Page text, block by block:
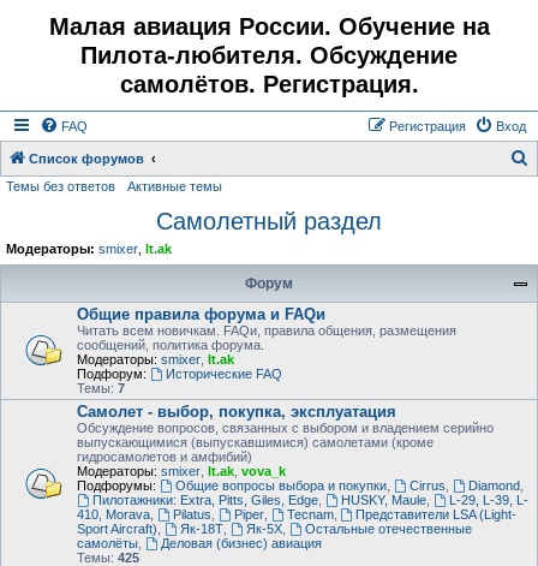
Малая авиация России. Обучение на
Пилота-любителя. Обсуждение
самолётов. Регистрация.
FAQ Вход
Регистрация
Список форумов
Темы без ответов Активные темы
Самолетный раздел
Модераторы: smixer lt.ak
Форум
Общие правила форума и FAQи
Читать всем новичкам. FAQи, правила общения, размещения
сообщений, политика форума.
Модераторы: smixer lt.ak
Подфорум:
Исторические FAQ
Темы: 7
Самолет - выбор, покупка, эксплуатация
Обсуждение вопросов, связанных с выбором и владением серийно
выпускающимися (выпускавшимися) самолетами (кроме
гидросамолетов и амфибий)
Модераторы: smixer lt.ak vova_k
Подфорумы:
Общие вопросы выбора и покупки, Cirrus Diamond,
Пилотажники: Extra, Pitts, Giles, Edge, HUSKY, Maule,
L-29, L-39, L-
410, Morava
Pilatus Piper, Tecnam,
Представители LSA (Light-
Sport Aircraft)
Як-18Т, Як-5Х,
Остальные отечественные
самолёты
Деловая (бизнес) авиация
Темы: 425